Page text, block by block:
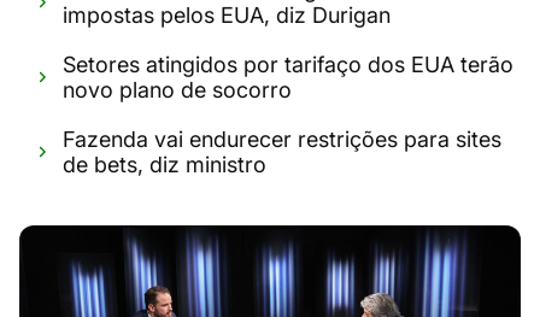
impostas pelos EUA, diz Durigan
Setores atingidos por tarifaço dos EUA terão
novo plano de socorro
Fazenda vai endurecer restrições para sites
de bets, diz ministro